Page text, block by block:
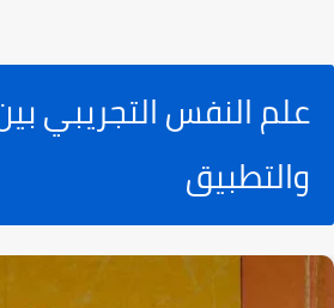
علم النفس التجريبي
والتطبيق